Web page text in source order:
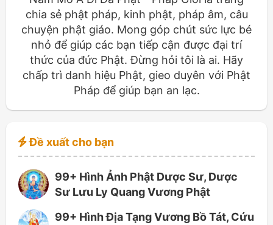
chia sẻ phật pháp, kinh phật, pháp âm, câu
chuyện phật giáo. Mong góp chút sức lực bé
nhỏ để giúp các bạn tiếp cận được đại trí
thức của đức Phật. Đừng hỏi tôi là ai. Hãy
chấp trì danh hiệu Phật, gieo duyên với Phật
Pháp để giúp bạn an lạc.
Đề xuất cho bạn
99+ Hình Ảnh Phật Dược Sư, Dược
Sư Lưu Ly Quang Vương Phật
99+ Hình Địa Tạng Vương Bồ Tát, Cứu